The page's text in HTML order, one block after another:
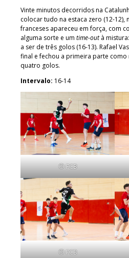
Vinte minutos decorridos na
colocar tudo na estaca zero (12-12),
franceses apareceu em força, com
alguma sorte e um time-outà
a ser de três golos (16-13). Rafael
final e fechou a primeira parte
quatro golos.
Intervalo: 16-14
© FCB
© FCB